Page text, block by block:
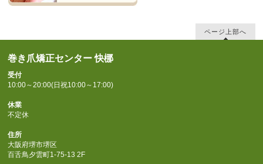
ページ上部へ
巻き爪矯正センター 快梛
受付
10:00～20:00(日祝10:00～17:00)
休業
不定休
住所
大阪府堺市堺区
百舌鳥夕雲町1-75-13 2F